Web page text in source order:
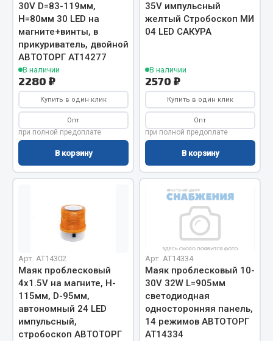
Запчасти МАЗ
Система питания
Подвеска
Тормозная система
Двери
Окно ветровое
Двигатель
Электрооборудование
Показать ещё
Запчасти Урал
Двигатель
Мост задний
Система питания
Система выпуска газа
Система охлаждения
30V D=83-119мм,
H=80мм 30 LED на
магните+винты, в
прикуриватель, двойной
АВТОТОРГ АТ14277
В наличии
2280 ₽
Купить в один клик
Опт
при полной предоплате
В корзину
35V импульсный
желтый Стробоскоп МИ
04 LED САКУРА
В наличии
2570 ₽
Купить в один клик
Опт
при полной предоплате
В корзину
Арт. AT14302
Маяк проблесковый
4х1.5V на магните, H-
115мм, D-95мм,
автономный 24 LED
импульсный,
стробоскоп АВТОТОРГ
Арт. AT14334
Маяк проблесковый 10-
30V 32W L=905мм
светодиодная
односторонняя панель,
14 режимов АВТОТОРГ
АТ14334